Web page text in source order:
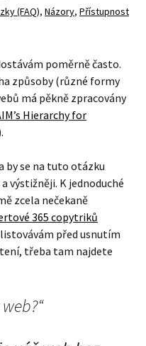
(FAQ), Názory, Přístupnost
poměrně často.
způsoby (různé formy
má pěkně zpracovány
Hierarchy for
by se na tuto otázku
výstižněji. K jednoduché
zcela nečekaně
365 copytriků
před usnutím
třeba tam najdete